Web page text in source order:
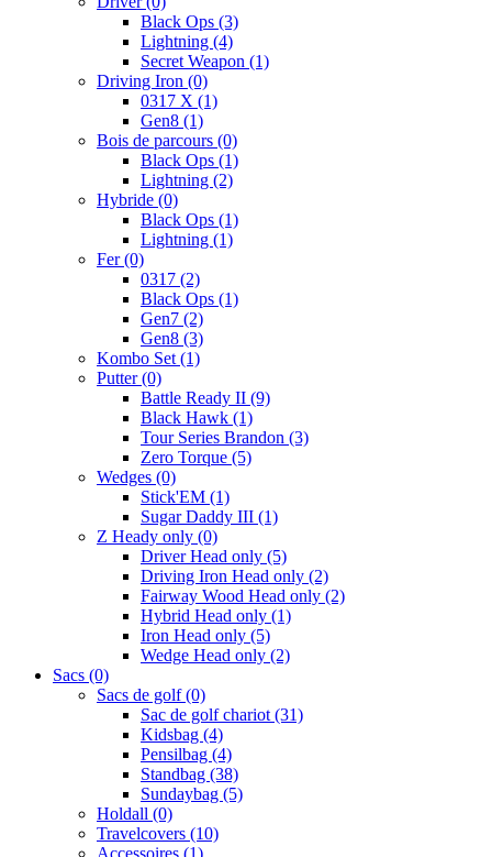
Black Ops (3)
Lightning (4)
Secret Weapon (1)
Driving Iron (0)
0317 X (1)
Gen8 (1)
Bois de parcours (0)
Black Ops (1)
Lightning (2)
Hybride (0)
Black Ops (1)
Lightning (1)
Fer(0)
0317 (2)
Black Ops (1)
Gen7 (2)
Gen8 (3)
Kombo Set (1)
Putter(0)
Battle Ready II (9)
Black Hawk (1)
Tour Series Brandon (3)
Zero Torque (5)
Wedges (0)
Stick'EM (1)
Sugar Daddy III (1)
Z Heady only (0)
Driver Head only (5)
Driving Iron Head only (2)
Fairway Wood Head only (2)
Hybrid Head only (1)
Iron Head only (5)
Wedge Head only (2)
Sacs (0)
Sacs de golf(0)
Sac de golf chariot (31)
Kidsbag (4)
Pensilbag (4)
Standbag (38)
Sundaybag (5)
Holdall (0)
Travelcovers (10)